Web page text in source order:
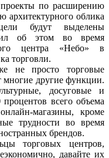
по расширению
архитектурного облика
будут выделены
об этом во время
центра «Небо» в
торговли.
не просто торговые
другие функции.
досуговые и
всего объема
магазины, кроме
трудности во время
брендов.
торговых центров,
давайте их